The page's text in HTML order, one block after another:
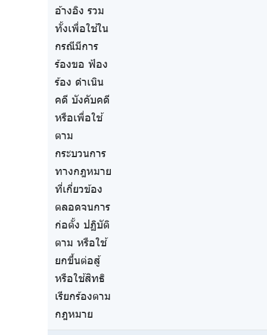
อ้างอิง รวม
ทั้งเพื่อใช้ใน
กรณีมีการ
ร้องขอ ฟ้อง
ร้อง ดำเนิน
คดี บังคับคดี
หรือเพื่อใช้
ตาม
กระบวนการ
ทางกฎหมาย
ที่เกี่ยวข้อง
ตลอดจนการ
ก่อตั้ง ปฏิบัติ
ตาม หรือใช้
ยกขึ้นต่อสู้
หรือใช้สิทธิ
เรียกร้องตาม
กฎหมาย